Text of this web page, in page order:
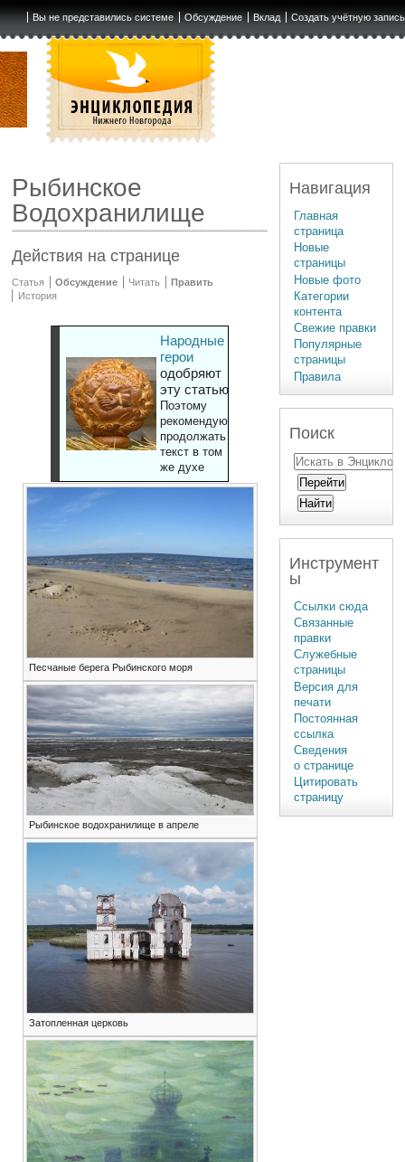
Вы не представились системе Обсуждение Вклад Создать учётную запись
Рыбинское
Водохранилище
Действия на странице
Статья Обсуждение Читать
Править
История
Народные
герои
одобряют
эту статью
Поэтому
рекомендуют
продолжать
текст в том
же духе
Песчаные берега Рыбинского моря
Рыбинское водохранилище в апреле
Затопленная церковь
Навигация
Главная
страница
Новые
страницы
Новые фото
Категории
контента
Свежие правки
Популярные
страницы
Правила
Поиск
Инструмент
ы
Ссылки сюда
Связанные
правки
Служебные
страницы
Версия для
печати
Постоянная
ссылка
Сведения
о странице
Цитировать
страницу